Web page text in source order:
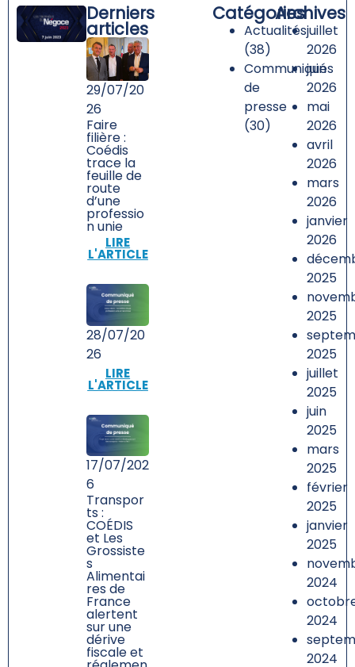
Catégories
Actualités
(38)
Communiqués
de
presse
(30)
Derniers
articles
29/07/20
26
Faire
filière :
Coédis
trace la
feuille de
route
d’une
professio
n unie
LIRE
L'ARTICLE
28/07/20
26
LIRE
L'ARTICLE
17/07/202
6
Transpor
ts :
COÉDIS
et Les
Grossiste
s
Alimentai
res de
France
alertent
sur une
dérive
fiscale et
Archives
juillet
2026
juin
2026
mai
2026
avril
2026
mars
2026
janvier
2026
2025
2025
2025
juillet
2025
juin
2025
mars
2025
février
2025
janvier
2025
2024
2024
2024